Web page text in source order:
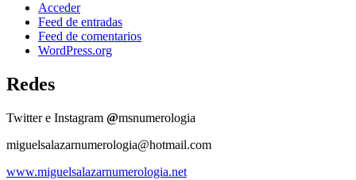
Acceder
Feed de entradas
Feed de comentarios
WordPress.org
Redes
Twitter e Instagram @msnumerologia
miguelsalazarnumerologia@hotmail.com
www.miguelsalazarnumerologia.net